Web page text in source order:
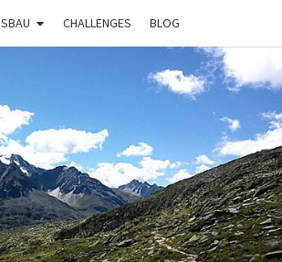
CHALLENGES BLOG